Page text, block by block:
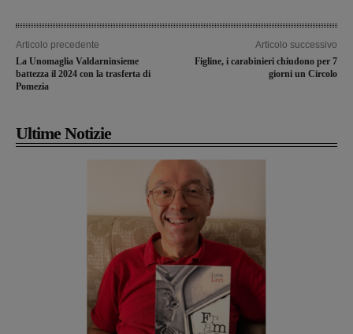
Articolo precedente
La Unomaglia Valdarninsieme
battezza il 2024 con la trasferta di
Pomezia
Articolo successivo
Figline, i carabinieri chiudono per 7
giorni un Circolo
Ultime Notizie